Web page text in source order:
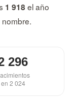
1 918 el año
296
en 2 024